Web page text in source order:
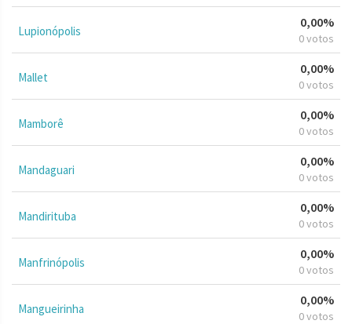
Lupionópolis
0,00%
0 votos
Mallet
0,00%
0 votos
Mamborê
0,00%
0 votos
Mandaguari
0,00%
0 votos
Mandirituba
0,00%
0 votos
Manfrinópolis
0,00%
0 votos
Mangueirinha
0,00%
0 votos